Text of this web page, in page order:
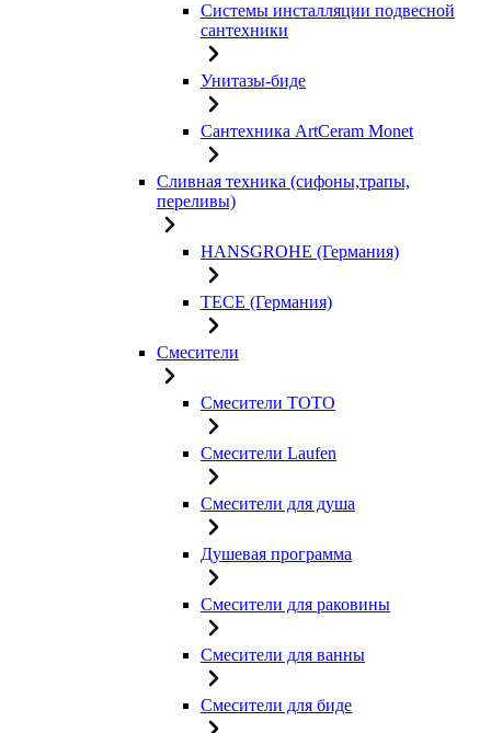
Системы инсталляции подвесной
сантехники
Унитазы-биде
Сантехника ArtCeram Monet
Сливная техника (сифоны,трапы,
переливы)
HANSGROHE (Германия)
TECE (Германия)
Смесители
Смесители TOTO
Смесители Laufen
Смесители для душа
Душевая программа
Смесители для раковины
Смесители для ванны
Смесители для биде